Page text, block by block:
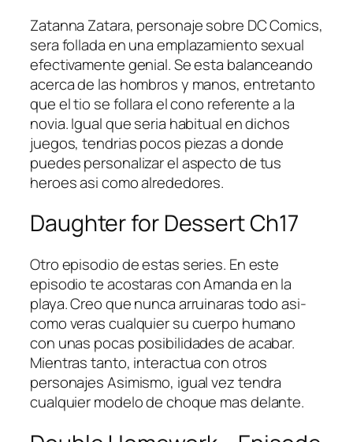
Zatanna Zatara, personaje sobre DC Comics,
sera follada en una emplazamiento sexual
efectivamente genial. Se esta balanceando
acerca de las hombros y manos, entretanto
que el tio se follara el cono referente a la
novia. Igual que seri­a habitual en dichos
juegos, tendri­as pocos piezas a donde
puedes personalizar el aspecto de tus
heroes asi­ como alrededores.
Daughter for Dessert Ch17
Otro episodio de estas series. En este
episodio te acostaras con Amanda en la
playa. Creo que nunca arruinaras todo asi­
como veras cualquier su cuerpo humano
con unas pocas posibilidades de acabar.
Mientras tanto, interactua con otros
personajes Asimismo, igual vez tendra
cualquier modelo de choque mas delante.